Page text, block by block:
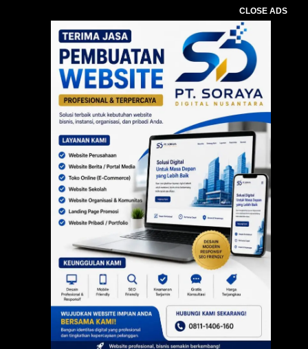
CLOSE ADS